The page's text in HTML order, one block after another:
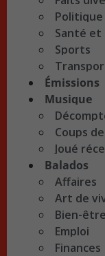
Politique
Santé
Sports
Émissions
Musique
Coups
Joué
Balados
Affaires
Art de
Bien-être
Emploi
Finances